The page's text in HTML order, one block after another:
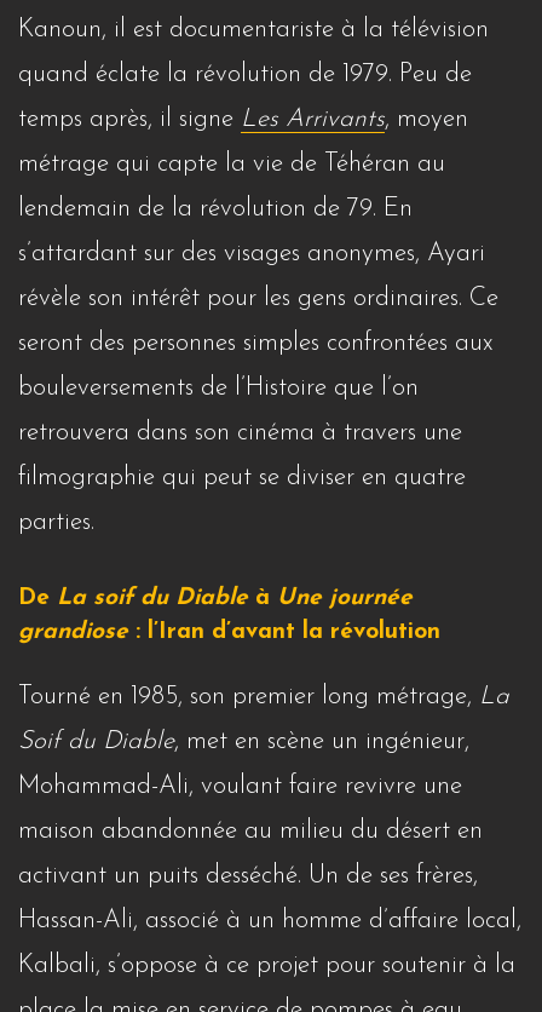
Kanoun, il est documentariste à la télévision
quand éclate la révolution de 1979. Peu de
temps après, il signe Les Arrivants, moyen
métrage qui capte la vie de Téhéran au
lendemain de la révolution de 79. En
s’attardant sur des visages anonymes, Ayari
révèle son intérêt pour les gens ordinaires. Ce
seront des personnes simples confrontées aux
bouleversements de l’Histoire que l’on
retrouvera dans son cinéma à travers une
filmographie qui peut se diviser en quatre
parties.
De La soif du Diableà Une journée
grandiose: l’Iran d’avant la révolution
Tourné en 1985, son premier long métrage, La
Soif du Diable, met en scène un ingénieur,
Mohammad-Ali, voulant faire revivre une
maison abandonnée au milieu du désert en
activant un puits desséché. Un de ses frères,
Hassan-Ali, associé à un homme d’affaire local,
Kalbali, s’oppose à ce projet pour soutenir à la